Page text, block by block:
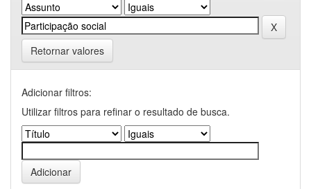
Retornar valores
Adicionar filtros:
Utilizar filtros para refinar o resultado de busca.